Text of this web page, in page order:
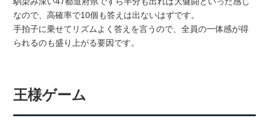
なので、高確率で10個も答えは出ないはずです。
手拍子に乗せてリズムよく答えを言うので、全員の一体感が得
られるのも盛り上がる要因です。
王様ゲーム